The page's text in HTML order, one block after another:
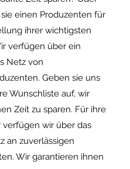
einen Produzenten für
ihrer wichtigsten
verfügen über ein
Netz von
Geben sie uns
Wunschliste auf, wir
Zeit zu sparen. Für ihre
verfügen wir über das
an zuverlässigen
Wir garantieren ihnen